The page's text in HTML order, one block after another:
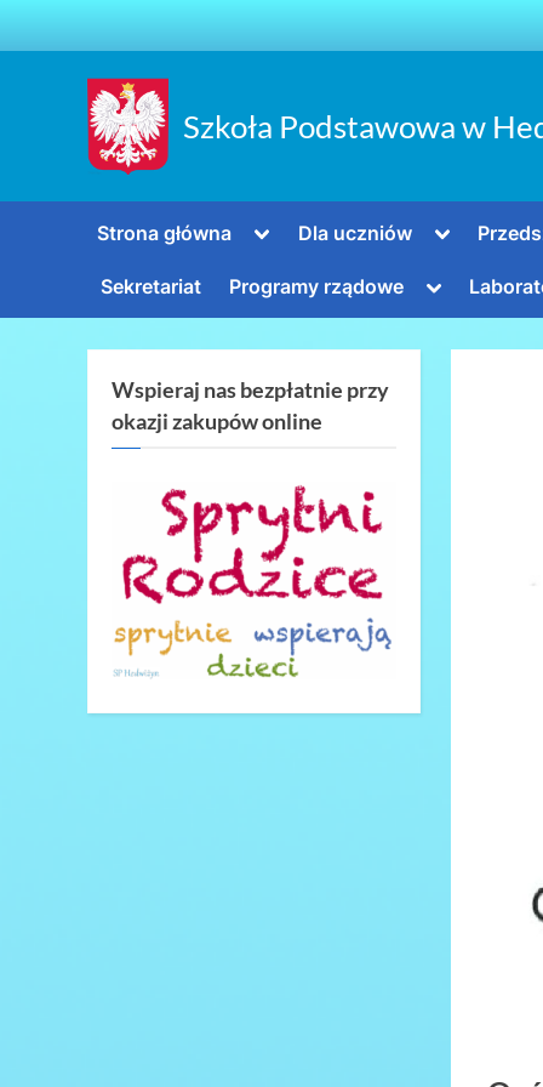
to
Szkoła Podstawowa w
Strona główna
ToggleDla uczniów
Toggle
Sekretariat Programy rządowe
Toggle
menu
Wspieraj nas bezpłatnie przy
okazji zakupów online